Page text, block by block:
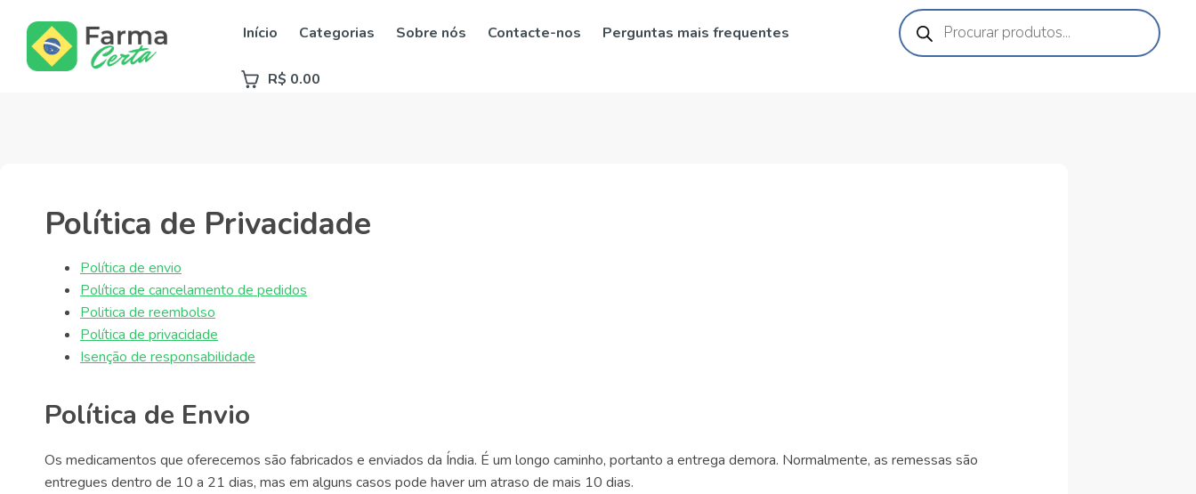
Início Categorias Sobre nós Contacte-nos Perguntas mais frequentes
R$ 0.00
Política de Privacidade
Política de envio
Política de cancelamento de pedidos
Politica de reembolso
Política de privacidade
Isenção de responsabilidade
Política de Envio
Os medicamentos que oferecemos são fabricados e enviados da Índia. É um longo caminho, portanto a entrega demora. Normalmente, as remessas são
entregues dentro de 10 a 21 dias, mas em alguns casos pode haver um atraso de mais 10 dias.